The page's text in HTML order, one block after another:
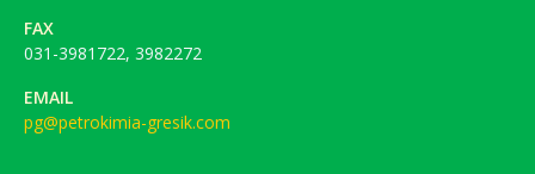
FAX
031-3981722, 3982272
EMAIL
pg@petrokimia-gresik.com